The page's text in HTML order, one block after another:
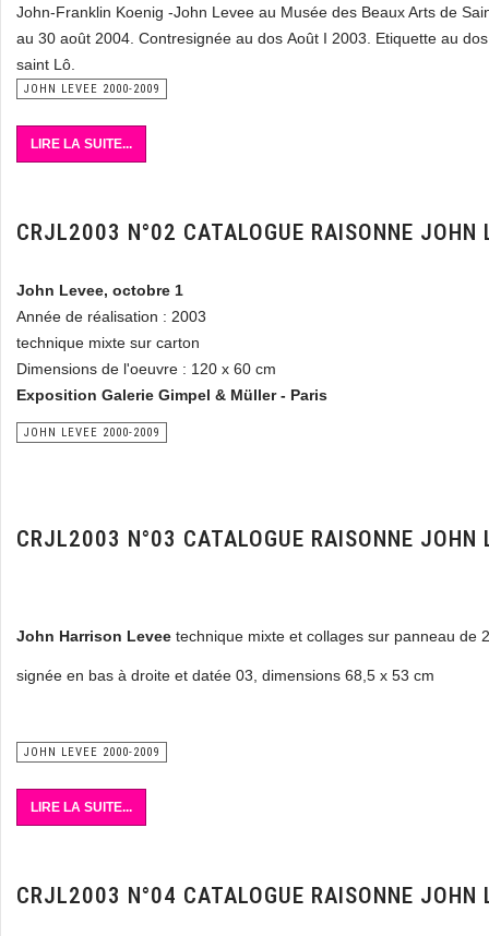
John-Franklin Koenig -John Levee au Musée des Beaux Arts de
au 30 août 2004. Contresignée au dos Août I 2003. Etiquette au
saint Lô.
JOHN LEVEE 2000-2009
LIRE LA SUITE...
CRJL2003 N°02 CATALOGUE RAISONNE JOHN
John Levee, octobre 1
Année de réalisation : 2003
technique mixte sur carton
Dimensions de l'oeuvre : 120 x 60 cm
Exposition Galerie Gimpel & Müller - Paris
JOHN LEVEE 2000-2009
CRJL2003 N°03 CATALOGUE RAISONNE JOHN
John Harrison Levee technique mixte et collages sur panneau de
signée en bas à droite et datée 03, dimensions 68,5 x 53 cm
JOHN LEVEE 2000-2009
LIRE LA SUITE...
CRJL2003 N°04 CATALOGUE RAISONNE JOHN